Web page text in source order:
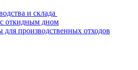
и склада
откидным дном
производственных отходов